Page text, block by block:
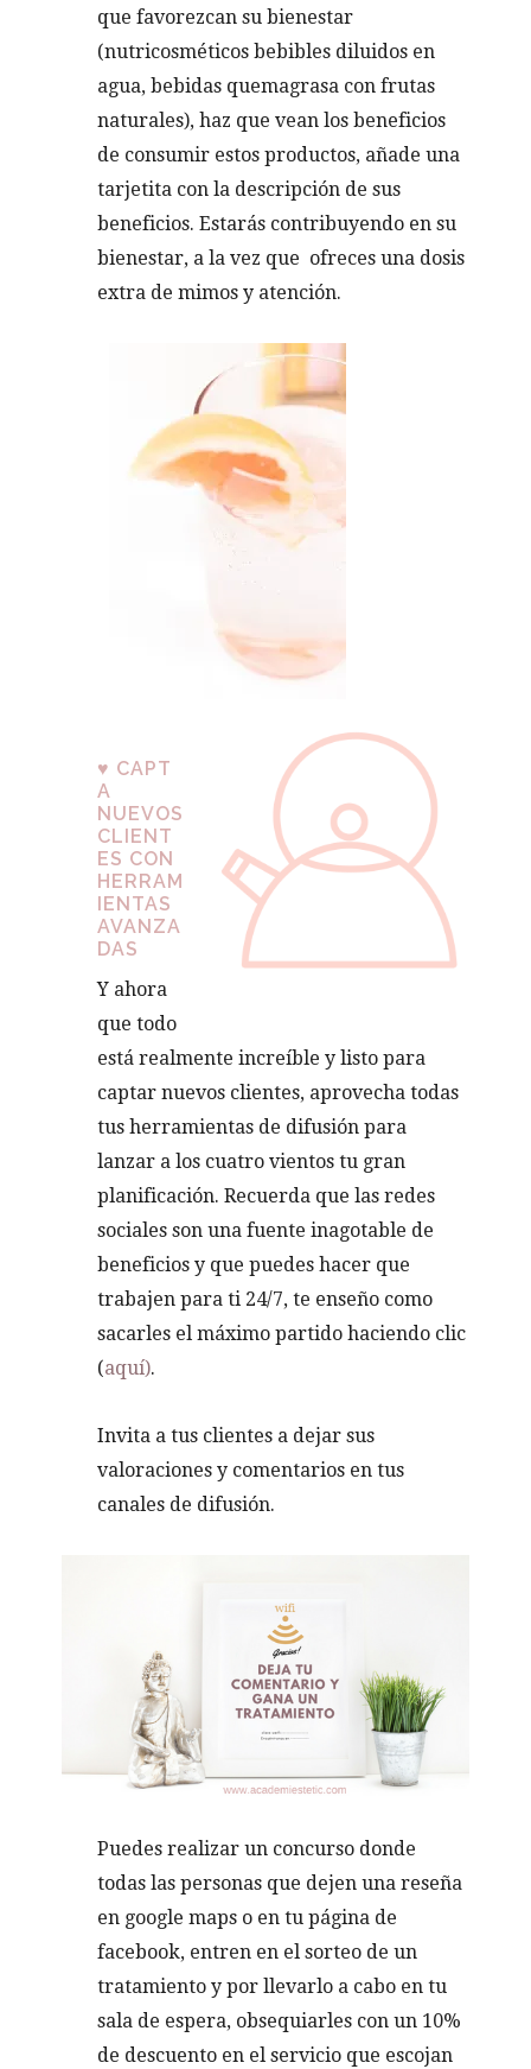
que favorezcan su bienestar
(nutricosméticos bebibles diluidos en
agua, bebidas quemagrasa con frutas
naturales), haz que vean los beneficios
de consumir estos productos, añade una
tarjetita con la descripción de sus
beneficios. Estarás contribuyendo en su
bienestar, a la vez que ofreces una dosis
extra de mimos y atención.
♥ CAPT
A
NUEVOS
CLIENT
ES CON
HERRAM
IENTAS
AVANZA
DAS
Y ahora
que todo
está realmente increíble y listo para
captar nuevos clientes, aprovecha todas
tus herramientas de difusión para
lanzar a los cuatro vientos tu gran
planificación. Recuerda que las redes
sociales son una fuente inagotable de
beneficios y que puedes hacer que
trabajen para ti 24/7, te enseño como
sacarles el máximo partido haciendo clic
(aquí).
Invita a tus clientes a dejar sus
valoraciones y comentarios en tus
canales de difusión.
Puedes realizar un concurso donde
todas las personas que dejen una reseña
en google maps o en tu página de
facebook, entren en el sorteo de un
tratamiento y por llevarlo a cabo en tu
sala de espera, obsequiarles con un 10%
de descuento en el servicio que escojan